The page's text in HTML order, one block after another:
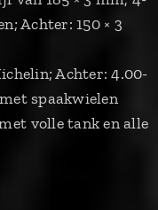
Achter: 150 × 3
Achter: 4.00-
spaakwielen
volle tank en alle